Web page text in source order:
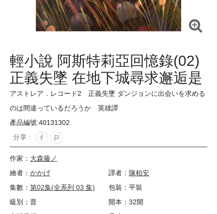
輕小說 阿斯特莉亞回憶錄(02)
正義失墜 在地下城尋求邂逅是
否搞錯了什麼 英雄譚
アストレア．レコード2 正義失墜 ダンジョンに出会いを求める
のは間違っているだろうか 英雄譚
產品編號:40131302
分享 :
作家： 大森藤ノ
繪者： かかげ 譯者： 陳柏安
集數： 第02集(全系列 03 集)
包裝：平裝
級別：普
開本：32開